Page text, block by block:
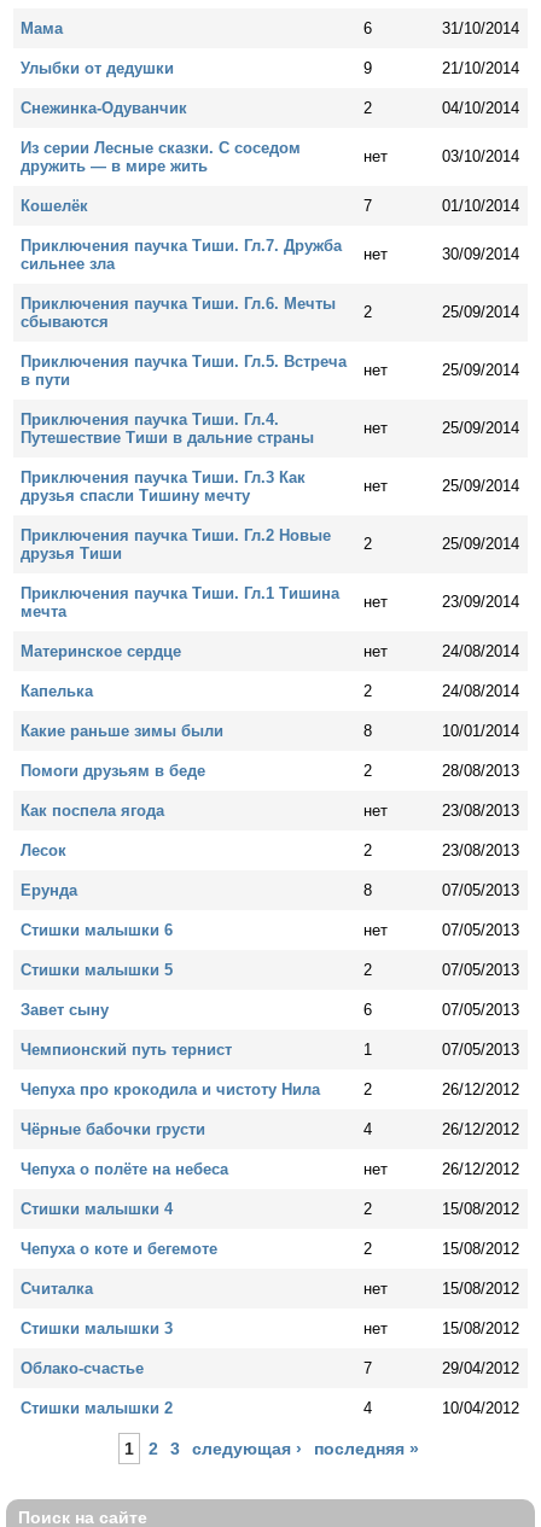
Мама 6 31/10/2014
Улыбки от дедушки 9 21/10/2014
Снежинка-Одуванчик 2 04/10/2014
Из серии Лесные сказки. С соседом
дружить — в мире жить
нет 03/10/2014
Кошелёк 7 01/10/2014
Приключения паучка Тиши. Гл.7. Дружба
сильнее зла
нет 30/09/2014
Приключения паучка Тиши. Гл.6. Мечты
сбываются
2 25/09/2014
Приключения паучка Тиши. Гл.5. Встреча
в пути
нет 25/09/2014
Приключения паучка Тиши. Гл.4.
Путешествие Тиши в дальние страны
нет 25/09/2014
Приключения паучка Тиши. Гл.3 Как
друзья спасли Тишину мечту
нет 25/09/2014
Приключения паучка Тиши. Гл.2 Новые
друзья Тиши
2 25/09/2014
Приключения паучка Тиши. Гл.1 Тишина
мечта
нет 23/09/2014
Материнское сердце нет 24/08/2014
Капелька 2 24/08/2014
Какие раньше зимы были 8 10/01/2014
Помоги друзьям в беде 2 28/08/2013
Как поспела ягода нет 23/08/2013
Лесок 2 23/08/2013
Ерунда 8 07/05/2013
Стишки малышки 6 нет 07/05/2013
Стишки малышки 5 2 07/05/2013
Завет сыну 6 07/05/2013
Чемпионский путь тернист 1 07/05/2013
Чепуха про крокодила и чистоту Нила 2 26/12/2012
Чёрные бабочки грусти 4 26/12/2012
Чепуха о полёте на небеса нет 26/12/2012
Стишки малышки 4 2 15/08/2012
Чепуха о коте и бегемоте 2 15/08/2012
Считалка нет 15/08/2012
Стишки малышки 3 нет 15/08/2012
Облако-счастье 7 29/04/2012
Стишки малышки 2 4 10/04/2012
Страницы
1 2 3 следующая › последняя »
Поиск на сайте